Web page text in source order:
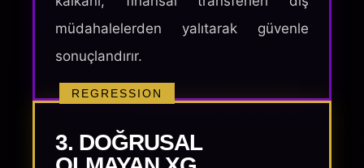
müdahalelerden yalıtarak güvenle
sonuçlandırır.
REGRESSION
3. DOĞRUSAL